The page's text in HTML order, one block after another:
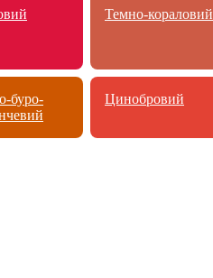
Темно-кораловий
буро-
Цинобровий